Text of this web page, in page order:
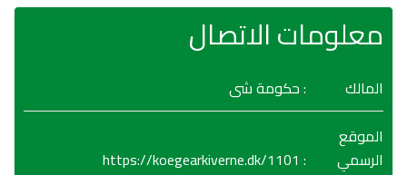
معلومات الاتصال
المالك
: حكومة شى
الموقع
الرسمي
:
https://koegearkiverne.dk/1101